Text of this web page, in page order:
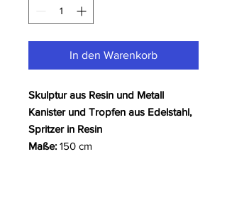
In den Warenkorb
Skulptur aus Resin und Metall
Kanister und Tropfen aus Edelstahl,
Spritzer in Resin
Maße: 150 cm